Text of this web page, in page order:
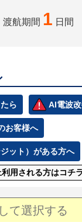
渡航期間 1 日間
ら AI電波
お客様へ
ット）がある方へ
利用される方はコチ